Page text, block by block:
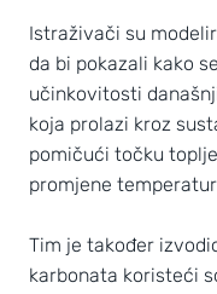
Istraživači su
da bi pokazali kako
učinkovitosti
koja prolazi kroz
pomičući točku
promjene
Tim je također
karbonata koristeći